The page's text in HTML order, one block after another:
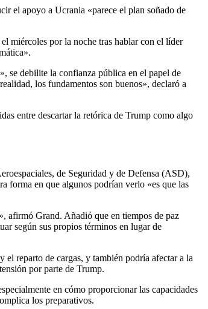
el apoyo a Ucrania «parece el plan soñado de
miércoles por la noche tras hablar con el líder
se debilite la confianza pública en el papel de
los fundamentos son buenos», declaró a
entre descartar la retórica de Trump como algo
de Seguridad y de Defensa (ASD),
forma en que algunos podrían verlo «es que las
afirmó Grand. Añadió que en tiempos de paz
según sus propios términos en lugar de
el reparto de cargas, y también podría afectar a la
por parte de Trump.
en cómo proporcionar las capacidades
los preparativos.